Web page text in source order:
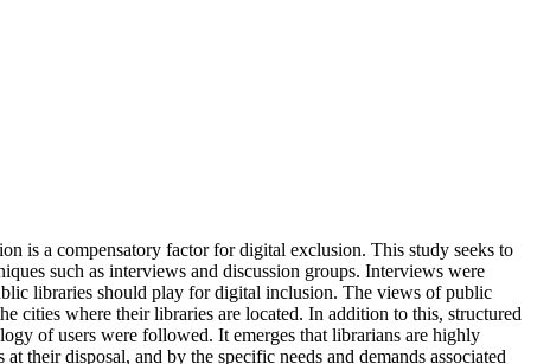
is a compensatory factor for digital exclusion. This study seeks to
such as interviews and discussion groups. Interviews were
libraries should play for digital inclusion. The views of public
cities where their libraries are located. In addition to this, structured
of users were followed. It emerges that librarians are highly
their disposal, and by the specific needs and demands associated